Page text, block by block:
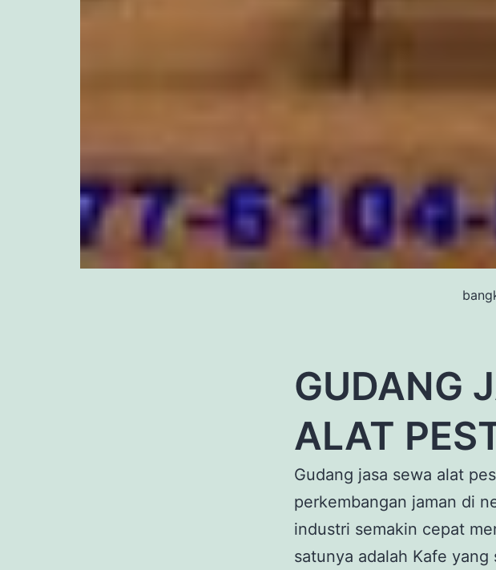
GUDANG
ALAT
Gudang jasa sewa alat
perkembangan jaman di
industri semakin cepat
satunya adalah Kafe